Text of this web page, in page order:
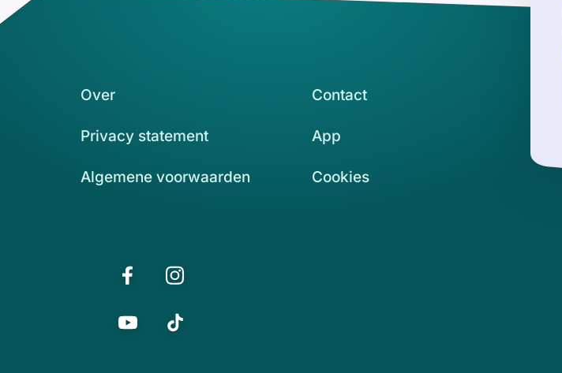
Over Contact
Privacy statement App
Algemene voorwaarden Cookies